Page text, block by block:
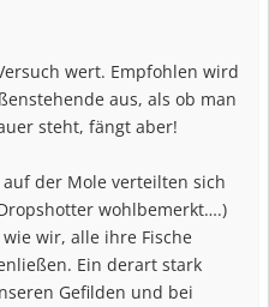
wert. Empfohlen wird
aus, als ob man
steht, fängt aber!
der Mole verteilten sich
wohlbemerkt….)
wir, alle ihre Fische
Ein derart stark
Gefilden und bei